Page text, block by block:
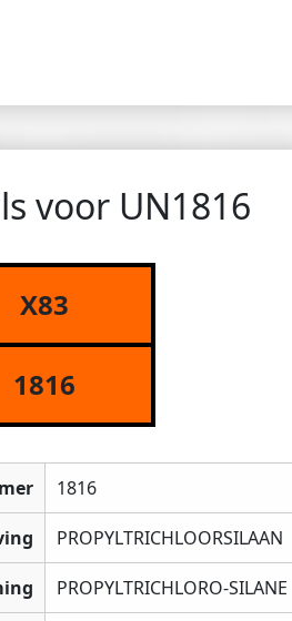
voor UN1816
X83
1816
1816
PROPYLTRICHLOORSILAAN
PROPYLTRICHLORO-SILANE